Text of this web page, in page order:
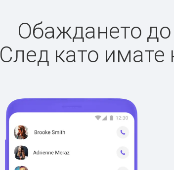
Обаждането до
След като